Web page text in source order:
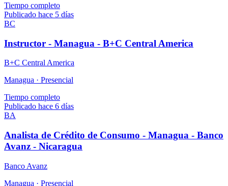
Tiempo completo
Publicado hace 5 días
BC
Instructor - Managua - B+C Central America
B+C Central America
Managua · Presencial
Tiempo completo
Publicado hace 6 días
BA
Analista de Crédito de Consumo - Managua - Banco
Avanz - Nicaragua
Banco Avanz
Managua · Presencial